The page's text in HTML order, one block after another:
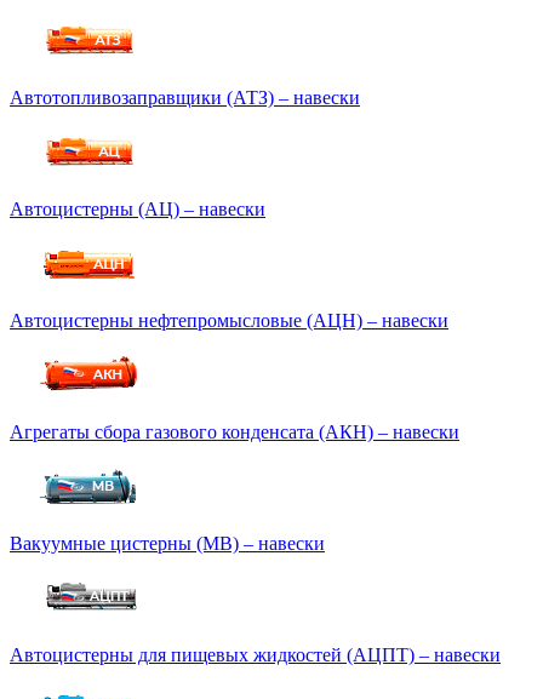
Автотопливозаправщики (АТЗ) – навески
Автоцистерны (АЦ) – навески
Автоцистерны нефтепромысловые (АЦН) – навески
Агрегаты сбора газового конденсата (АКН) – навески
Вакуумные цистерны (МВ) – навески
Автоцистерны для пищевых жидкостей (АЦПТ) – навески